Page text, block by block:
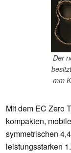
Der
mm
Mit dem EC Zero
kompakten,
symmetrischen
leistungsstarken